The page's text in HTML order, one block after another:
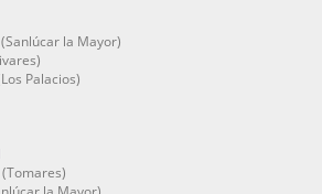
(Sanlúcar la Mayor)
Palacios)
(Tomares)